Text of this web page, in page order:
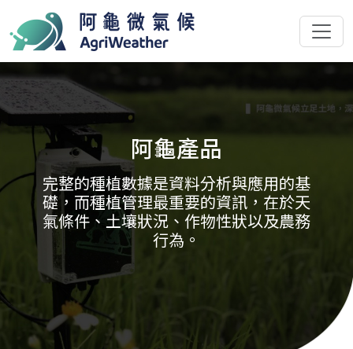
阿龜產品
完整的種植數據是資料分析與應用的基
礎，而種植管理最重要的資訊，在於天
氣條件、土壤狀況、作物性狀以及農務
行為。